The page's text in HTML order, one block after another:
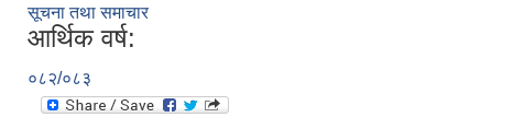
सूचना तथा समाचार
आर्थिक वर्ष:
०८२/०८३